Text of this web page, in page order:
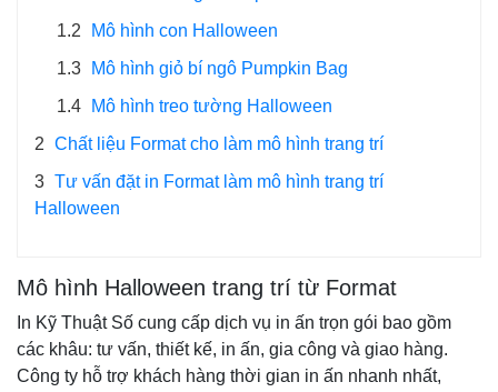
1.2
Mô hình con Halloween
1.3
Mô hình giỏ bí ngô Pumpkin Bag
1.4
Mô hình treo tường Halloween
2 Chất liệu Format cho làm mô hình trang trí
3 Tư vấn đặt in Format làm mô hình trang trí
Halloween
Mô hình Halloween trang trí từ Format
In Kỹ Thuật Số cung cấp dịch vụ in ấn trọn gói bao gồm
các khâu: tư vấn, thiết kế, in ấn, gia công và giao hàng.
Công ty hỗ trợ khách hàng thời gian in ấn nhanh nhất,